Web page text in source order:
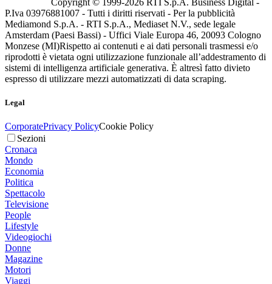
P.Iva 03976881007 - Tutti i diritti riservati - Per la pubblicità
Mediamond S.p.A. - RTI S.p.A., Mediaset N.V., sede legale
Amsterdam (Paesi Bassi) - Uffici Viale Europa 46, 20093 Cologno
Monzese (MI)Rispetto ai contenuti e ai dati personali trasmessi e/o
riprodotti è vietata ogni utilizzazione funzionale all’addestramento di
sistemi di intelligenza artificiale generativa. È altresì fatto divieto
espresso di utilizzare mezzi automatizzati di data scraping.
Legal
CorporatePrivacy PolicyCookie Policy
Sezioni
Cronaca
Mondo
Economia
Politica
Spettacolo
Televisione
People
Lifestyle
Videogiochi
Donne
Magazine
Motori
Viaggi